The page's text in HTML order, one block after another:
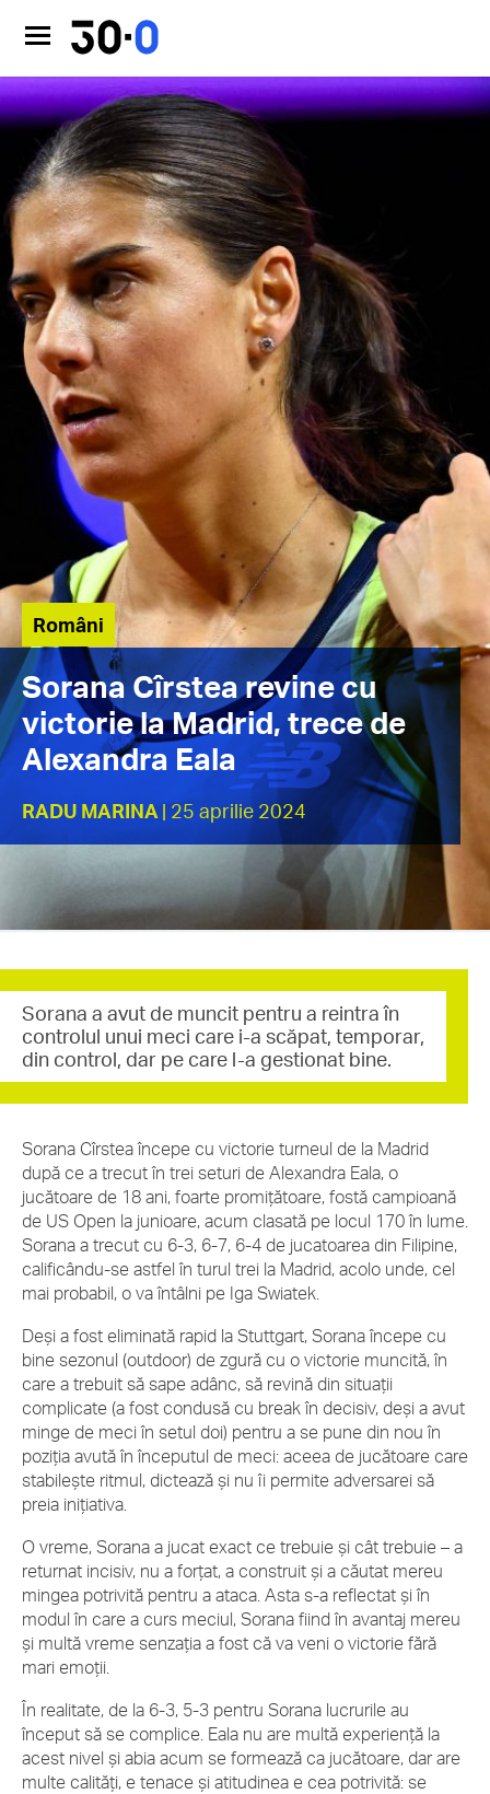
Români
Sorana Cîrstea revine cu
victorie la Madrid, trece de
Alexandra Eala
RADU MARINA | 25 aprilie 2024
Sorana a avut de muncit pentru a reintra în
controlul unui meci care i-a scăpat, temporar,
din control, dar pe care l-a gestionat bine.
Sorana Cîrstea începe cu victorie turneul de la Madrid
după ce a trecut în trei seturi de Alexandra Eala, o
jucătoare de 18 ani, foarte promițătoare, fostă campioană
de US Open la junioare, acum clasată pe locul 170 în lume.
Sorana a trecut cu 6-3, 6-7, 6-4 de jucatoarea din Filipine,
calificându-se astfel în turul trei la Madrid, acolo unde, cel
mai probabil, o va întâlni pe Iga Swiatek.
Deși a fost eliminată rapid la Stuttgart, Sorana începe cu
bine sezonul (outdoor) de zgură cu o victorie muncită, în
care a trebuit să sape adânc, să revină din situații
complicate (a fost condusă cu break în decisiv, deși a avut
minge de meci în setul doi) pentru a se pune din nou în
poziția avută în începutul de meci: aceea de jucătoare care
stabilește ritmul, dictează și nu îi permite adversarei să
preia inițiativa.
O vreme, Sorana a jucat exact ce trebuie și cât trebuie – a
returnat incisiv, nu a forțat, a construit și a căutat mereu
mingea potrivită pentru a ataca. Asta s-a reflectat și în
modul în care a curs meciul, Sorana fiind în avantaj mereu
și multă vreme senzația a fost că va veni o victorie fără
mari emoții.
În realitate, de la 6-3, 5-3 pentru Sorana lucrurile au
început să se complice. Eala nu are multă experiență la
acest nivel și abia acum se formează ca jucătoare, dar are
multe calități, e tenace și atitudinea e cea potrivită: se